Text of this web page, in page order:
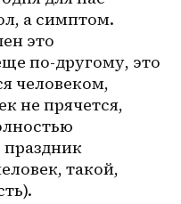
а симптом.
это
по-другому, это
человеком,
не прячется,
праздник
такой,